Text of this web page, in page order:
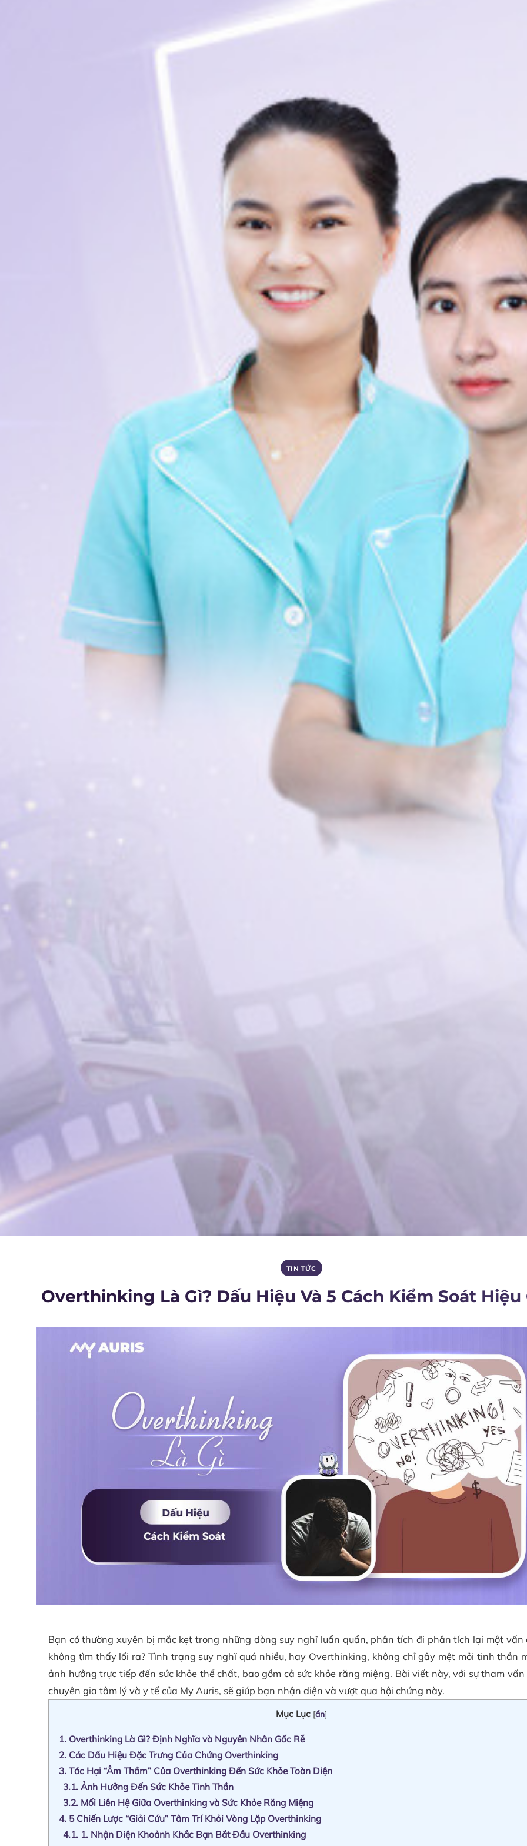
TIN TỨC
Overthinking Là Gì? Dấu Hiệu Và 5 Cách Kiểm Soát Hiệu
Bạn có thường xuyên bị mắc kẹt trong những dòng suy nghĩ luẩn quẩn, phân tích đi phân tích lại một vấn
không tìm thấy lối ra? Tình trạng suy nghĩ quá nhiều, hay Overthinking, không chỉ gây mệt mỏi tinh thần
ảnh hưởng trực tiếp đến sức khỏe thể chất, bao gồm cả sức khỏe răng miệng. Bài viết này, với sự tham vấn
chuyên gia tâm lý và y tế của My Auris, sẽ giúp bạn nhận diện và vượt qua hội chứng này.
Mục Lục [ẩn]
1. Overthinking Là Gì? Định Nghĩa và Nguyên Nhân Gốc Rễ
2. Các Dấu Hiệu Đặc Trưng Của Chứng Overthinking
3. Tác Hại “Âm Thầm” Của Overthinking Đến Sức Khỏe Toàn Diện
3.1. Ảnh Hưởng Đến Sức Khỏe Tinh Thần
3.2. Mối Liên Hệ Giữa Overthinking và Sức Khỏe Răng Miệng
4. 5 Chiến Lược “Giải Cứu” Tâm Trí Khỏi Vòng Lặp Overthinking
4.1. 1. Nhận Diện Khoảnh Khắc Bạn Bắt Đầu Overthinking